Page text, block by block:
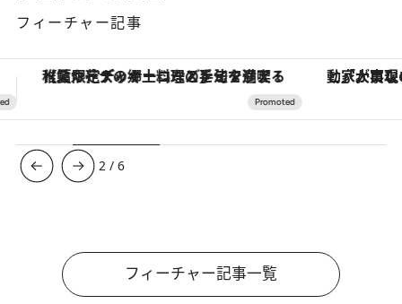
フィーチャー記事
「大事なのは地域の意識を変えること」。ロレックス賞受賞の自然保護活動家が実現させたナイジェリアの自然環境の復活
3 /6
フィーチャー記事一覧